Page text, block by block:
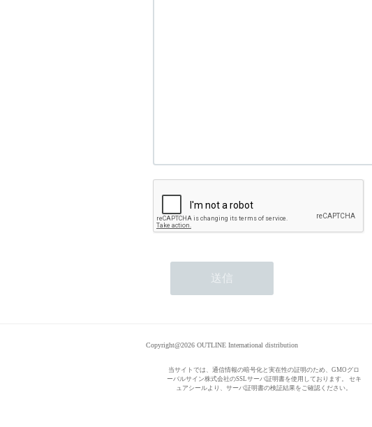
Copyright@2026 OUTLINE International distribution
当サイトでは、通信情報の暗号化と実在性の証明のため、GMOグロ
ーバルサイン株式会社のSSLサーバ証明書を使用しております。 セキ
ュアシールより、サーバ証明書の検証結果をご確認ください。